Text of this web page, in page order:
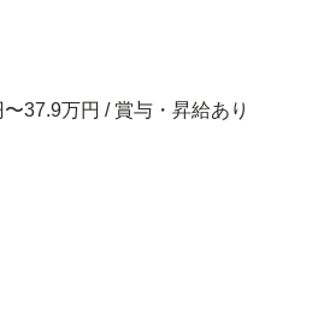
37.9万円 / 賞与・昇給あり